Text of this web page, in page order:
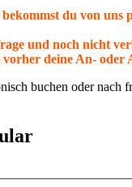
du von uns
und noch nicht
deine An- oder
buchen oder nach